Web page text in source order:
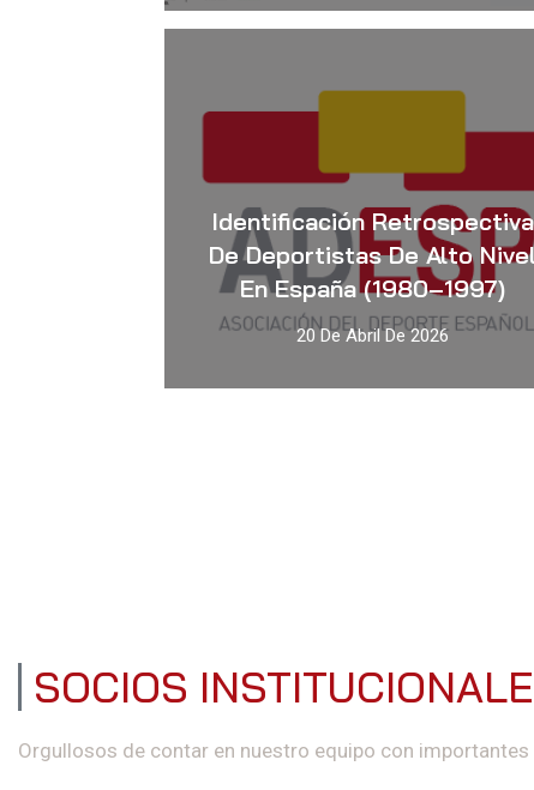
Identificación Retrospectiva
De Deportistas De Alto
En España (1980–1997)
20 De Abril De 2026
SOCIOS
Orgullosos de contar en nuestro equipo con